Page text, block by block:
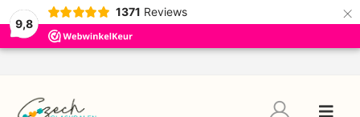
9,8
1371 Reviews ×